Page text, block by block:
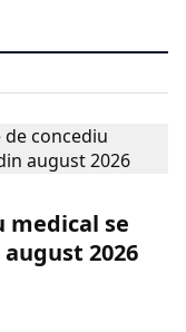
medical se
2026